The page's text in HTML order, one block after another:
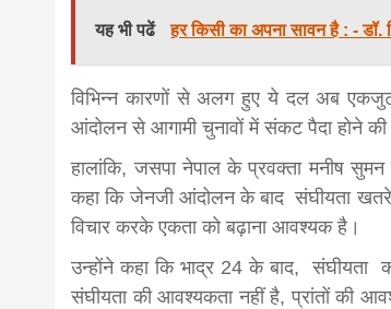
यह भी पढें हर किसी का अपना सावन है : - डॉ.
विभिन्न कारणों से अलग हुए ये दल अब एकजुट
आंदोलन से आगामी चुनावों में संकट पैदा होने
हालांकि, जसपा नेपाल के प्रवक्ता मनीष
कहा कि जेनजी आंदोलन के बाद संघीयता
विचार करके एकता को बढ़ाना आवश्यक है।
उन्होंने कहा कि भाद्र 24 के बाद,
संघीयता की आवश्यकता नहीं है, प्रांतों की